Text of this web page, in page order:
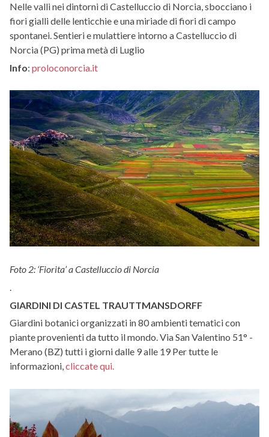
Nelle valli nei dintorni di Castelluccio di Norcia, sbocciano i
fiori gialli delle lenticchie e una miriade di fiori di campo
spontanei. Sentieri e mulattiere intorno a Castelluccio di
Norcia (PG) prima metà di Luglio
Info: proloconorcia.it
Foto 2: ‘Fiorita’ a Castelluccio di Norcia
.
GIARDINI DI CASTEL TRAUTTMANSDORFF
Giardini botanici organizzati in 80 ambienti tematici con
piante provenienti da tutto il mondo. Via San Valentino 51° -
Merano (BZ) tutti i giorni dalle 9 alle 19 Per tutte le
informazioni,cliccate qui.